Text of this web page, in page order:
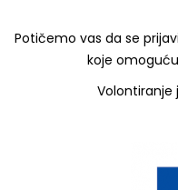
Potičemo vas da se
koje
Volontiranje